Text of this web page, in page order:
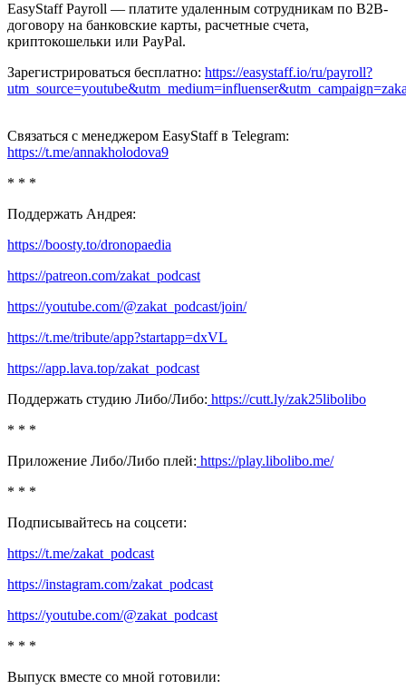
EasyStaff Payroll — платите удаленным сотрудникам по B2B-
договору на банковские карты, расчетные счета,
криптокошельки или PayPal.
Зарегистрироваться бесплатно: https://easystaff.io/ru/payroll?
Связаться с менеджером EasyStaff в Telegram:
https://t.me/annakholodova9
* * *
Поддержать Андрея:
https://boosty.to/dronopaedia
https://patreon.com/zakat_podcast
https://youtube.com/@zakat_podcast/join/
https://t.me/tribute/app?startapp=dxVL
https://app.lava.top/zakat_podcast
Поддержать студию Либо/Либо: https://cutt.ly/zak25libolibo
* * *
Приложение Либо/Либо плей: https://play.libolibo.me/
* * *
Подписывайтесь на соцсети:
https://t.me/zakat_podcast
https://instagram.com/zakat_podcast
https://youtube.com/@zakat_podcast
* * *
Выпуск вместе со мной готовили: